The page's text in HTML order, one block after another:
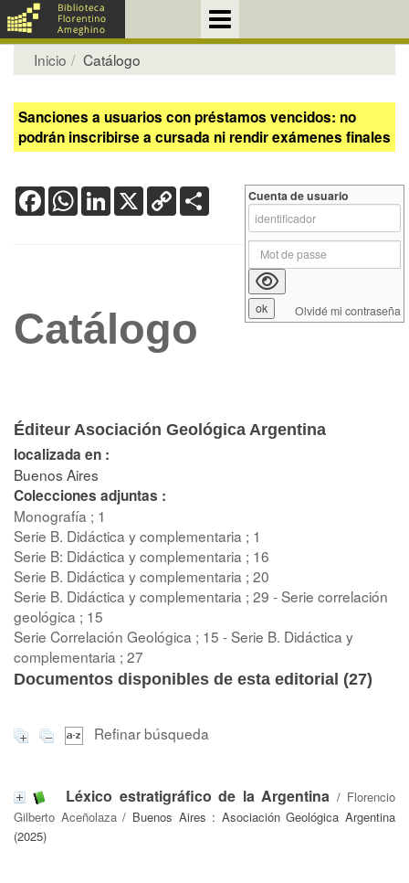
Inicio Catálogo
Sanciones a usuarios con préstamos vencidos: no
podrán inscribirse a cursada ni rendir exámenes finales
FacebookWhatsApp
LinkedIn
X Copy
Link
Catálogo
Éditeur Asociación Geológica Argentina
localizada en :
Buenos Aires
Colecciones adjuntas :
Monografía ; 1
Serie B. Didáctica y complementaria ; 1
Serie B: Didáctica y complementaria ; 16
Serie B. Didáctica y complementaria ; 20
Serie B. Didáctica y complementaria ; 29 - Serie correlación
geológica ; 15
Serie Correlación Geológica ; 15 - Serie B. Didáctica y
complementaria ; 27
Documentos disponibles de esta editorial (27)
Refinar búsqueda
Léxico estratigráfico de la Argentina / Florencio
Gilberto Aceñolaza/ Buenos Aires : Asociación Geológica Argentina
(2025)
Cuenta de usuario
Olvidé mi contraseña